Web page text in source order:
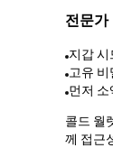
전문가
지갑
고유
먼저
콜드 월
께 접근